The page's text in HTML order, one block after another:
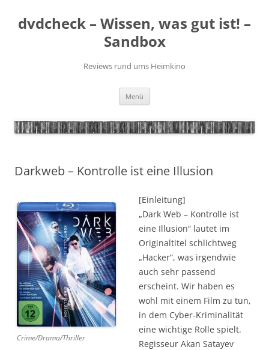
springen
dvdcheck – Wissen, was gut ist! –
Sandbox
Reviews rund ums Heimkino
Menü
Darkweb – Kontrolle ist eine Illusion
Crime/Drama/Thriller
[Einleitung]
„Dark Web – Kontrolle ist
eine Illusion“ lautet im
Originaltitel schlichtweg
„Hacker“, was irgendwie
auch sehr passend
erscheint. Wir haben es
wohl mit einem Film zu tun,
in dem Cyber-Kriminalität
eine wichtige Rolle spielt.
Regisseur Akan Satayev